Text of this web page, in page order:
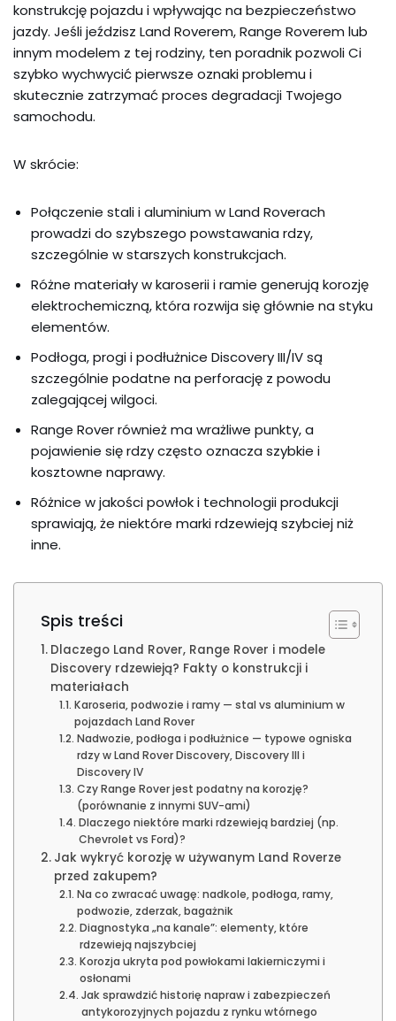
konstrukcję pojazdu i wpływając na bezpieczeństwo
jazdy. Jeśli jeździsz Land Roverem, Range Roverem lub
innym modelem z tej rodziny, ten poradnik pozwoli Ci
szybko wychwycić pierwsze oznaki problemu i
skutecznie zatrzymać proces degradacji Twojego
samochodu.
W skrócie:
Połączenie stali i aluminium w Land Roverach
prowadzi do szybszego powstawania rdzy,
szczególnie w starszych konstrukcjach.
Różne materiały w karoserii i ramie generują korozję
elektrochemiczną, która rozwija się głównie na styku
elementów.
Podłoga, progi i podłużnice Discovery III/IV są
szczególnie podatne na perforację z powodu
zalegającej wilgoci.
Range Rover również ma wrażliwe punkty, a
pojawienie się rdzy często oznacza szybkie i
kosztowne naprawy.
Różnice w jakości powłok i technologii produkcji
sprawiają, że niektóre marki rdzewieją szybciej niż
inne.
Spis treści
Dlaczego Land Rover, Range Rover i modele
Discovery rdzewieją? Fakty o konstrukcji i
materiałach
Karoseria, podwozie i ramy — stal vs aluminium w
pojazdach Land Rover
Nadwozie, podłoga i podłużnice — typowe ogniska
rdzy w Land Rover Discovery, Discovery III i
Discovery IV
Czy Range Rover jest podatny na korozję?
(porównanie z innymi SUV-ami)
Dlaczego niektóre marki rdzewieją bardziej (np.
Chevrolet vs Ford)?
Jak wykryć korozję w używanym Land Roverze
przed zakupem?
Na co zwracać uwagę: nadkole, podłoga, ramy,
podwozie, zderzak, bagażnik
Diagnostyka „na kanale”: elementy, które
rdzewieją najszybciej
Korozja ukryta pod powłokami lakierniczymi i
osłonami
Jak sprawdzić historię napraw i zabezpieczeń
antykorozyjnych pojazdu z rynku wtórnego